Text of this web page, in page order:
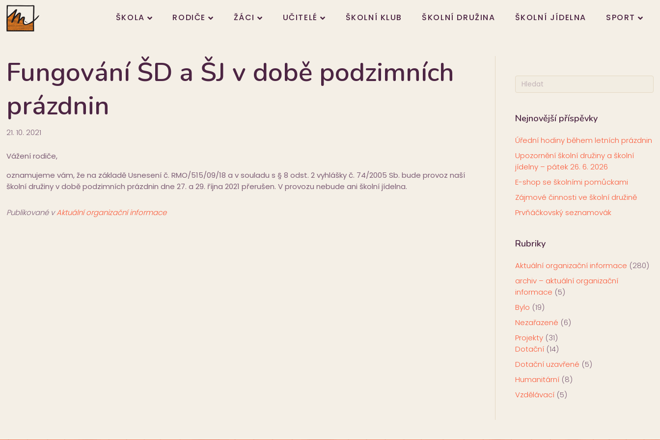
ŠKOLA RODIČE ŽÁCI UČITELÉ ŠKOLNÍ KLUB ŠKOLNÍ DRUŽINA ŠKOLNÍ JÍDELNA SPORT
Fungování ŠD a ŠJ v době podzimních
prázdnin
21. 10. 2021
Vážení rodiče,
oznamujeme vám, že na základě Usnesení č. RMO/515/09/18 a v souladu s § 8 odst. 2 vyhlášky č. 74/2005 Sb. bude provoz naší
školní družiny v době podzimních prázdnin dne 27. a 29. října 2021 přerušen. V provozu nebude ani školní jídelna.
Publikované vAktuální organizační informace
Nejnovější příspěvky
Úřední hodiny během letních prázdnin
Upozornění školní družiny a školní
jídelny – pátek 26. 6. 2026
E-shop se školními pomůckami
Zájmové činnosti ve školní družině
Prvňáčkovský seznamovák
Rubriky
Aktuální organizační informace (280)
archiv – aktuální organizační
informace (5)
Bylo (19)
Nezařazené (6)
Projekty(31)
Dotační(14)
Dotační uzavřené (5)
Humanitární(8)
Vzdělávací(5)